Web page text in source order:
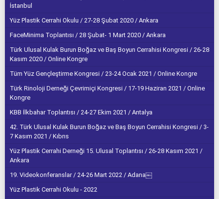
İstanbul
Yüz Plastik Cerrahi Okulu / 27-28 Şubat 2020 / Ankara
FaceMinima Toplantısı / 28 Şubat- 1 Mart 2020 / Ankara
Türk Ulusal Kulak Burun Boğaz ve Baş Boyun Cerrahisi Kongresi / 26-28
Kasım 2020 / Online Kongre
Tüm Yüz Gençleştirme Kongresi / 23-24 Ocak 2021 / Online Kongre
Türk Rinoloji Derneği Çevrimiçi Kongresi / 17-19 Haziran 2021 / Online
Kongre
KBB İlkbahar Toplantısı / 24-27 Ekim 2021 / Antalya
42. Türk Ulusal Kulak Burun Boğaz ve Baş Boyun Cerrahisi Kongresi / 3-
7 Kasım 2021 / Kıbrıs
Yüz Plastik Cerrahi Derneği 15. Ulusal Toplantısı / 26-28 Kasım 2021 /
Ankara
19. Videokonferanslar / 24-26 Mart 2022 / Adana￼
Yüz Plastik Cerrahi Okulu - 2022